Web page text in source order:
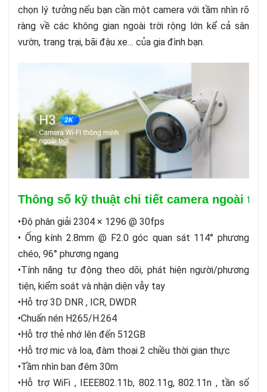
chọn lý tưởng nếu bạn cần một camera với tầm nhìn rõ
ràng về các không gian ngoài trời rộng lớn kể cả sân
vườn, trang trại, bãi đậu xe… của gia đình bạn.
Thông số kỹ thuật chi tiết camera ngoài
•Độ phân giải 2304 × 1296 @ 30fps
• Ống kính 2.8mm @ F2.0 góc quan sát 114° phương
chéo, 96° phương ngang
•Tính năng tự động theo dõi, phát hiện người/phương
tiện, kiểm soát và nhận diện vẫy tay
•Hỗ trợ 3D DNR , ICR, DWDR
•Chuấn nén H265/H.264
•Hỗ trợ thẻ nhớ lên đến 512GB
•Hỗ trợ mic và loa, đàm thoại 2 chiều thời gian thực
•Tầm nhìn ban đêm 30m
•Hỗ trợ WiFi , IEEE802.11b, 802.11g, 802.11n , tần số